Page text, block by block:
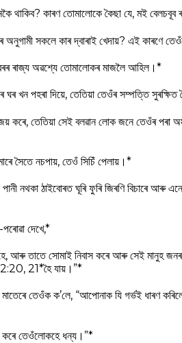
থাকিব? কাৰণ তোমালোকে কৈছা যে, মই বেলচবূব
অনুগামী সকলে কাৰ দ্বাৰাই খেদায়? এই কাৰণে
ৰাজ্য অৱশ্যে তোমালোকৰ মাজলৈ আহিল।*
খন পহৰা দিয়ে, তেতিয়া তেওঁৰ সম্পত্তি সুৰক্ষিত
তেতিয়া সেই বলৱান লোক জনে তেওঁৰ পৰা
সৈতে নচপায়, তেওঁ সিচিঁ পেলায়।*
নথকা ঠাইবোৰত ঘূৰি ফুৰি জিৰণি বিচাৰে আৰু
দেখে,*
আৰু তাতে সোমাই নিবাস কৰে আৰু সেই মানুহ
21*হৈ যায়।”*
তেওঁক ক’লে, “আপোনাক যি গর্ভই ধাৰণ
কৰে তেওঁলোকহে ধন্য।”*